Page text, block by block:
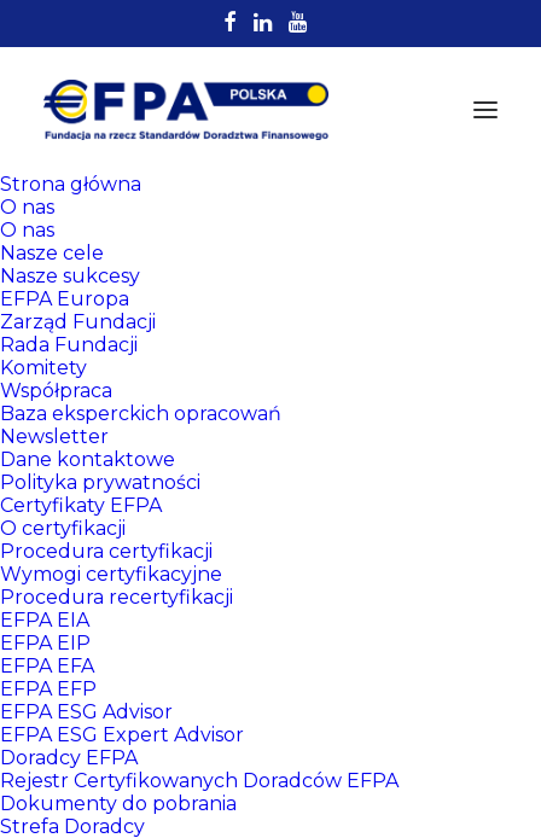
Strona główna
O nas
O nas
Nasze cele
Nasze sukcesy
EFPA Europa
Zarząd Fundacji
Rada Fundacji
Komitety
Współpraca
Baza eksperckich opracowań
Newsletter
Dane kontaktowe
Polityka prywatności
Certyfikaty EFPA
O certyfikacji
Procedura certyfikacji
Wymogi certyfikacyjne
Procedura recertyfikacji
EFPA EIA
EFPA EIP
EFPA EFA
EFPA EFP
EFPA ESG Advisor
EFPA ESG Expert Advisor
Doradcy EFPA
Rejestr Certyfikowanych Doradców EFPA
Dokumenty do pobrania
Strefa Doradcy
Rejestr
Certyfikowanych
Doradców EFPA
Monika Dzięcioł-Kosmalska